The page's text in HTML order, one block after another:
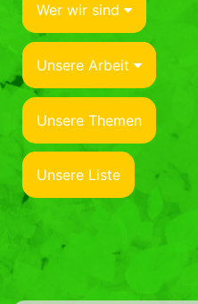
Wer wir sind
Unsere Arbeit
Unsere Themen
Unsere Liste